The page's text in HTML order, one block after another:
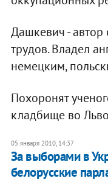
Дашкевич -
трудов. Владел
немецким,
Похоронят
кладбище во
05 января 2010, 14:37
За выборами в
белорусские